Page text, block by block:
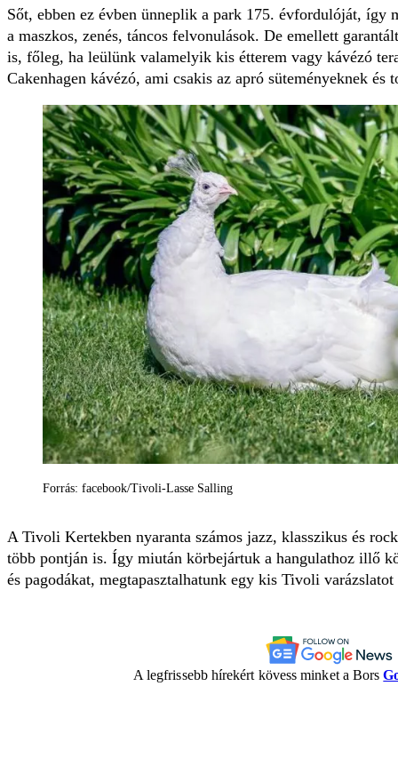
Sőt, ebben ez évben ünneplik a park 175. évfordulóját, így
a maszkos, zenés, táncos felvonulások. De emellett
is, főleg, ha leülünk valamelyik kis étterem vagy kávézó
Cakenhagen kávézó, ami csakis az apró süteményeknek és
Forrás: facebook/Tivoli-Lasse Salling
A Tivoli Kertekben nyaranta számos jazz, klasszikus és
több pontján is. Így miután körbejártuk a hangulathoz illő
és pagodákat, megtapasztalhatunk egy kis Tivoli varázslatot
A legfrissebb hírekért kövess minket a Bors